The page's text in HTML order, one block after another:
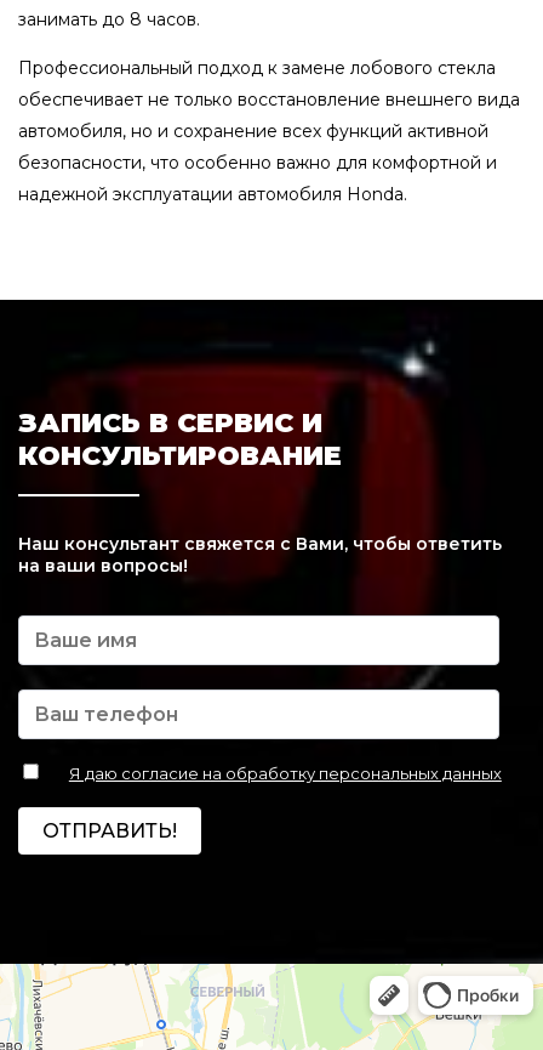
занимать до 8 часов.
Профессиональный подход к замене лобового стекла
обеспечивает не только восстановление внешнего вида
автомобиля, но и сохранение всех функций активной
безопасности, что особенно важно для комфортной и
надежной эксплуатации автомобиля Honda.
ЗАПИСЬ В СЕРВИС И
КОНСУЛЬТИРОВАНИЕ
Наш консультант свяжется с Вами, чтобы ответить
на ваши вопросы!
Я даю согласие на обработку персональных данных